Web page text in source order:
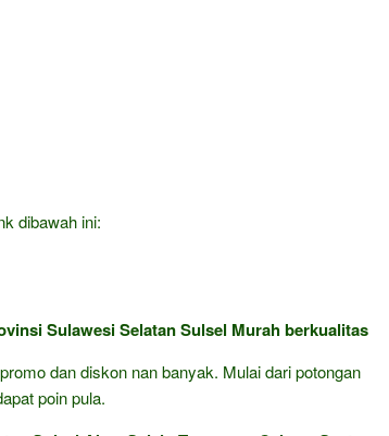
dibawah ini:
Sulawesi Selatan Sulsel Murah berkualitas
dan diskon nan banyak. Mulai dari potongan
poin pula.